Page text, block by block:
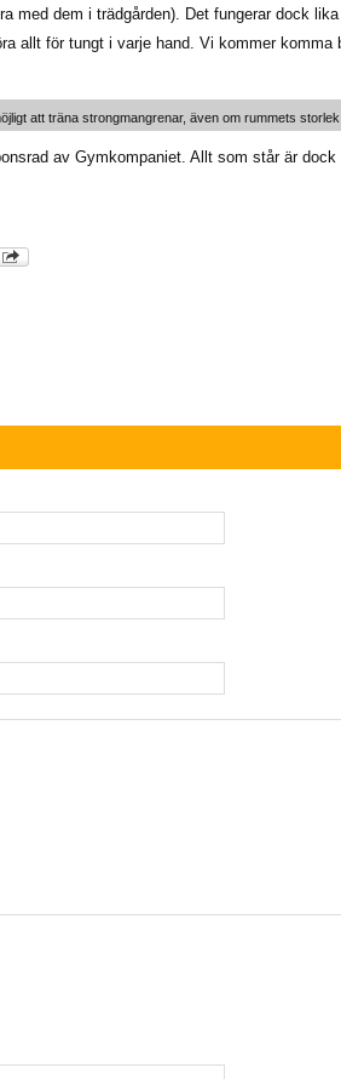
med dem i trädgården). Det fungerar dock
allt för tungt i varje hand. Vi kommer komma
att träna strongmangrenar, även om rummets
av Gymkompaniet. Allt som står är